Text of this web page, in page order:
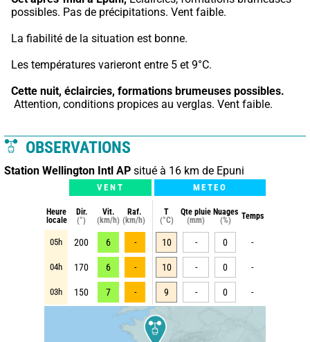
possibles. Pas de précipitations. Vent faible.
La fiabilité de la situation est bonne.
Les températures varieront entre 5 et 9°C.
Cette nuit, éclaircies, formations brumeuses possibles.
Attention, conditions propices au verglas. Vent faible.
OBSERVATIONS
Station Wellington Intl AP situé à 16 km de Epuni
VENT METEO
Heure
locale
Dir.
(°)
Vit.
(km/h)
Raf.
(km/h)
T
(°C)
Qte pluie
(mm)
Nuages
(%)
Temps
05h 200 6 - 10 - 0 -
04h 170 6 - 10 - 0 -
03h 150 7 - 9 - 0 -